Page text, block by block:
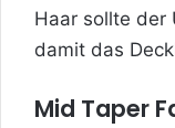
Haar sollte der
damit das
Mid Taper